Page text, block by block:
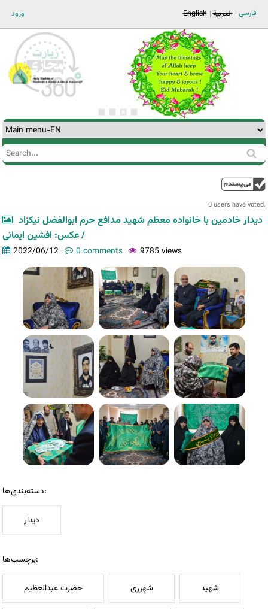
ورود فارسی العربية English
Search
Search
0 users have voted.
دیدار خادمین با خانواده معظم شهید مدافع حرم ابوالفضل نیکزاد
/ عکس: افشین ایمانی
2022/06/12 0 comments 9785 views
دسته‌بندی‌ها:
دیدار
برچسب‌ها:
حضرت عبدالعظیم شهرری شهید